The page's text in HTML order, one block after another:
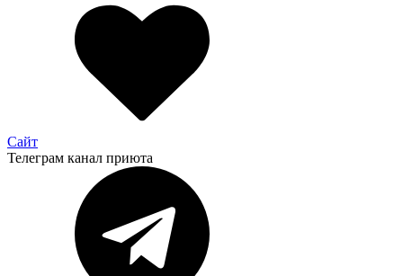
Сайт
Телеграм канал приюта